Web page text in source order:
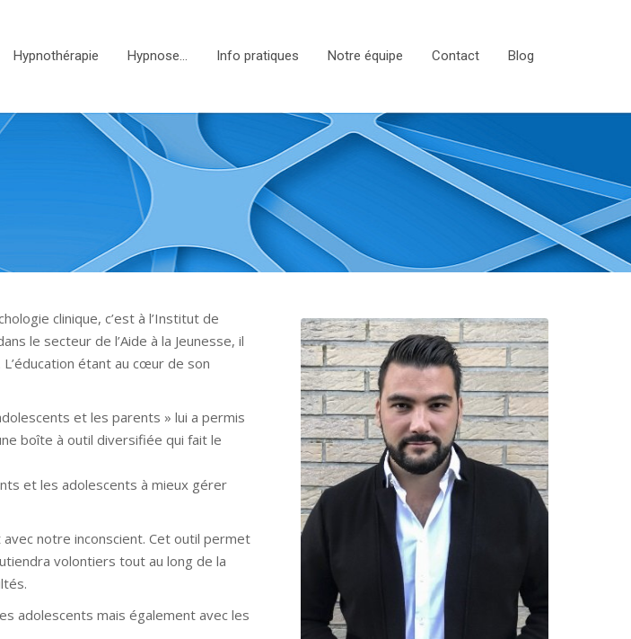
Hypnothérapie Hypnose… Info pratiques Notre équipe Contact Blog
clinique, c’est à l’Institut de
le secteur de l’Aide à la Jeunesse, il
étant au cœur de son
et les parents » lui a permis
boîte à outil diversifiée qui fait le
et les adolescents à mieux gérer
notre inconscient. Cet outil permet
volontiers tout au long de la
adolescents mais également avec les